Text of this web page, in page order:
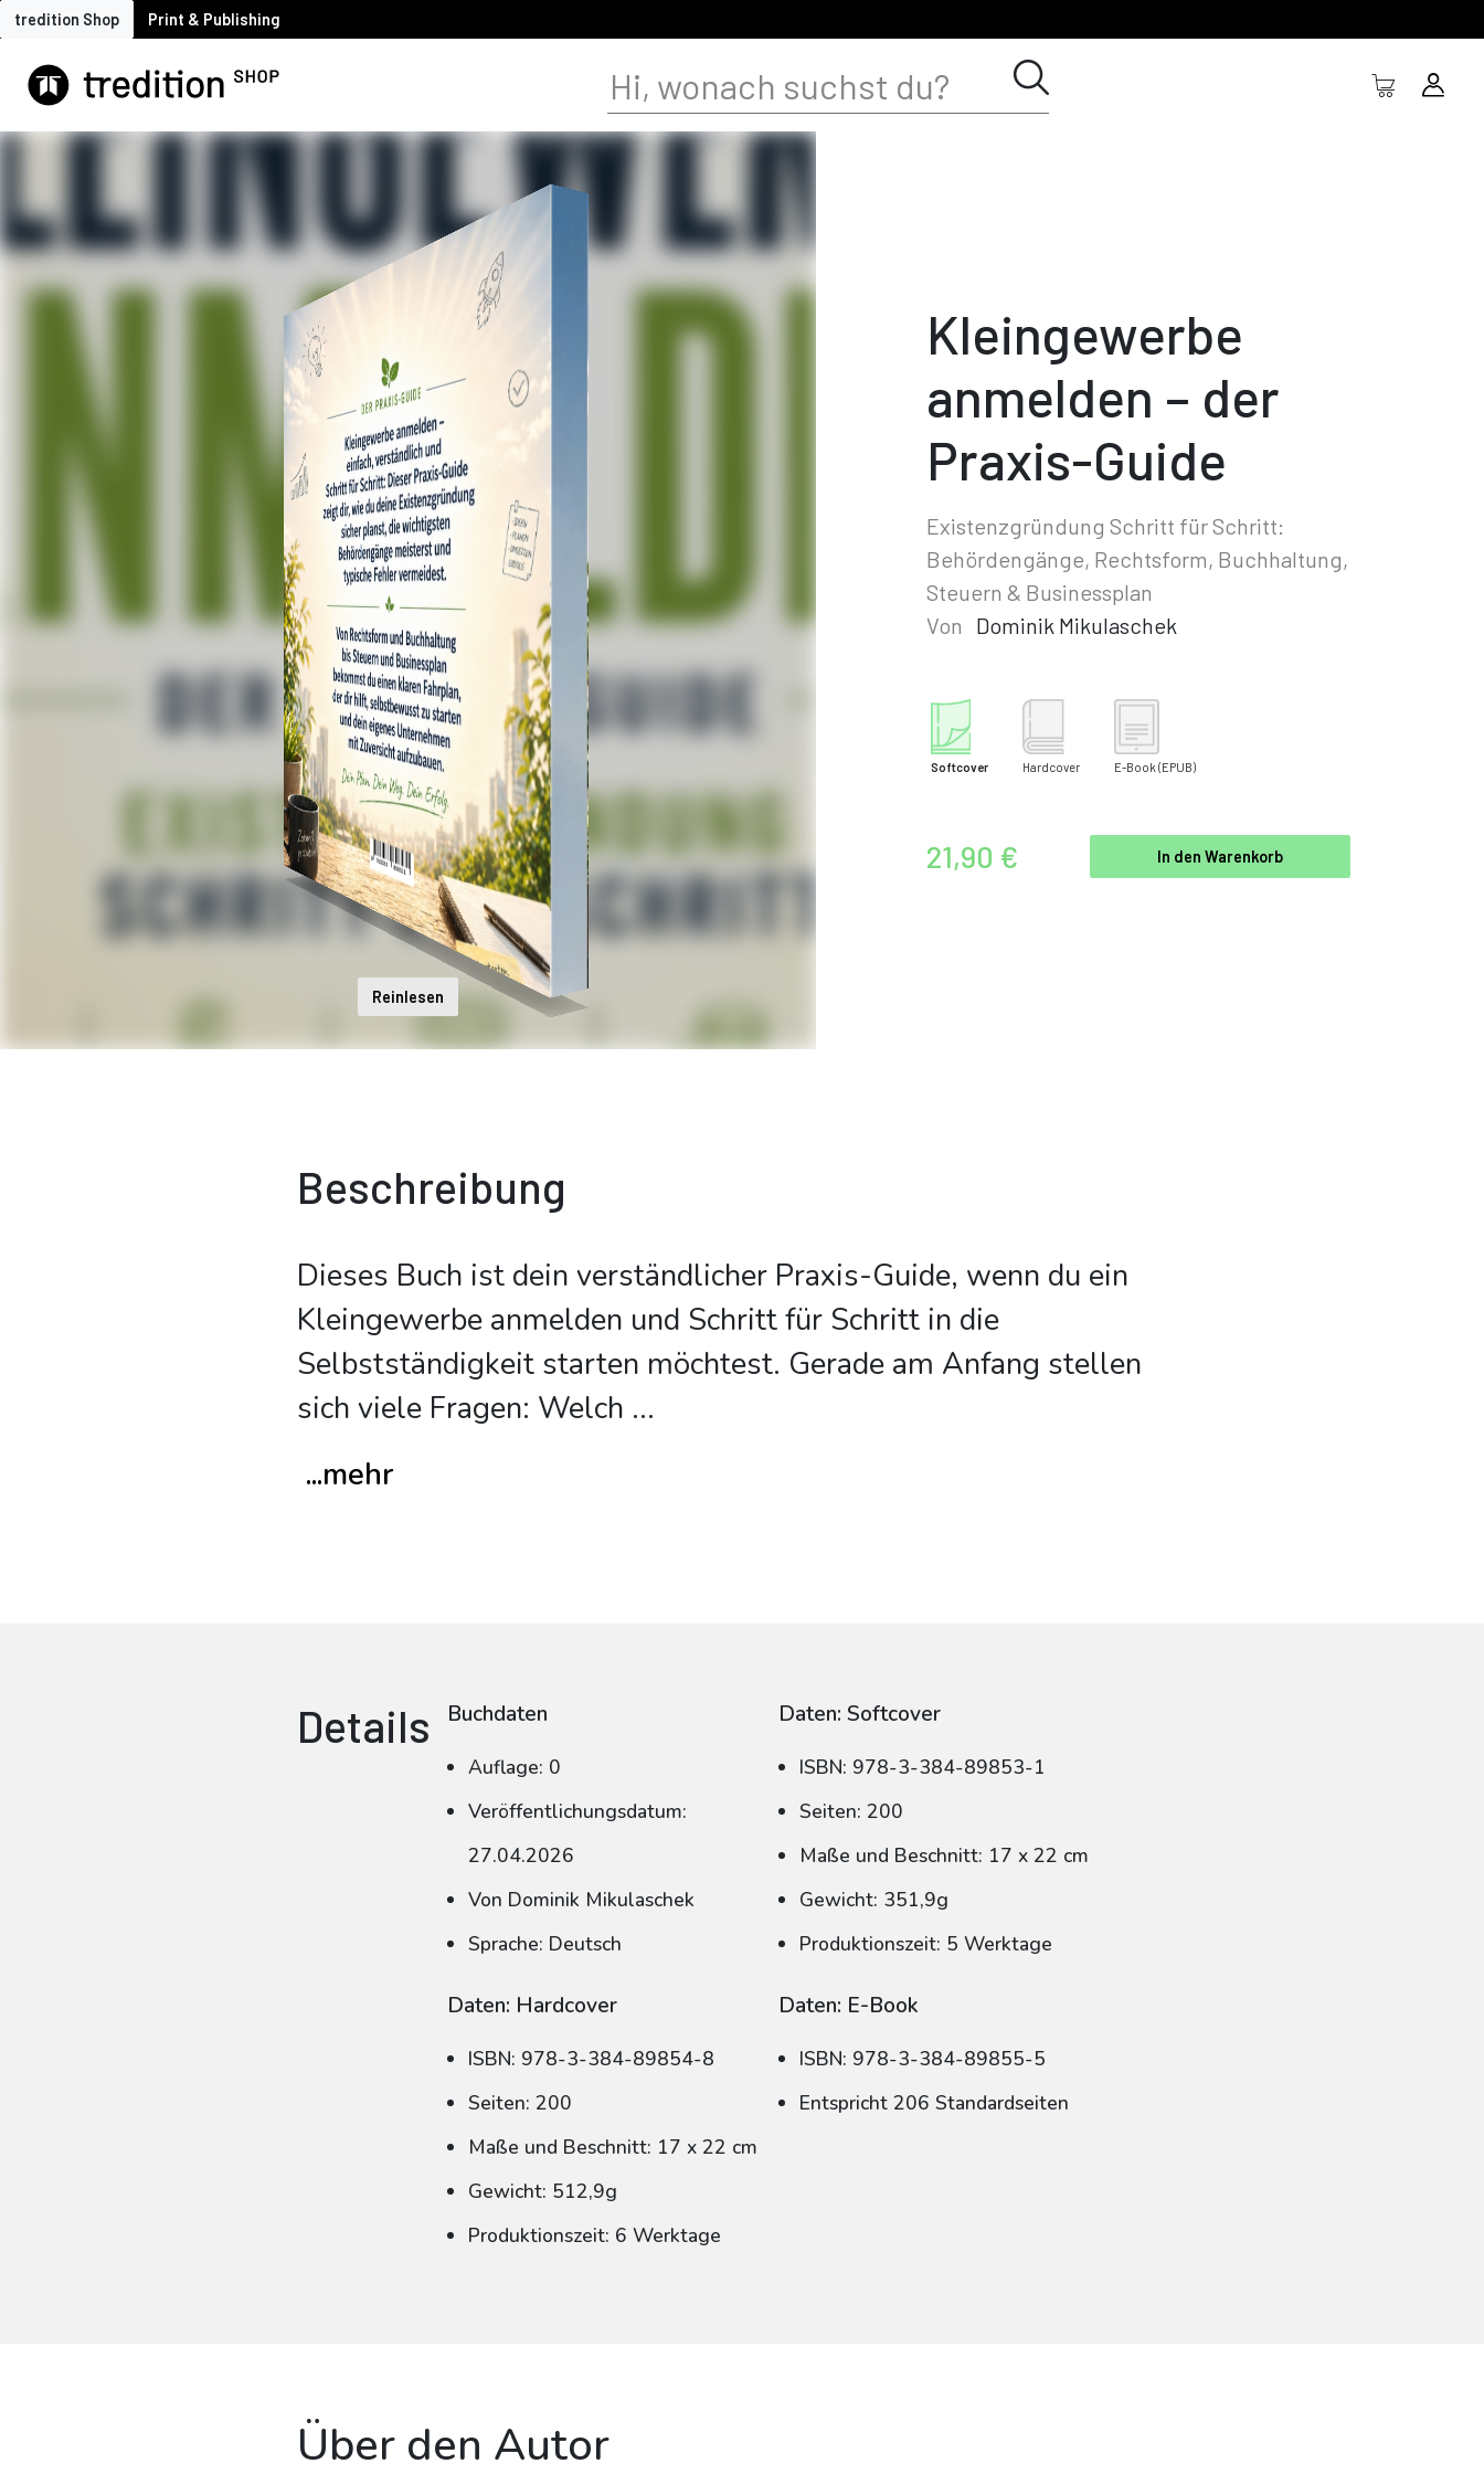
tredition Shop Print & Publishing
Reinlesen
Kleingewerbe
anmelden – der
Praxis-Guide
Existenzgründung Schritt für Schritt:
Behördengänge, Rechtsform, Buchhaltung,
Steuern & Businessplan
Von
Dominik Mikulaschek
Softcover Hardcover E-Book (EPUB)
21,90 € In den Warenkorb
Beschreibung
Dieses Buch ist dein verständlicher Praxis-Guide, wenn du ein
Kleingewerbe anmelden und Schritt für Schritt in die
Selbstständigkeit starten möchtest. Gerade am Anfang stellen
sich viele Fragen: Welch ...
...mehr
Details Buchdaten
Auflage: 0
Veröffentlichungsdatum:
27.04.2026
Von Dominik Mikulaschek
Sprache: Deutsch
Daten: Softcover
ISBN: 978-3-384-89853-1
Seiten: 200
Maße und Beschnitt: 17 x 22 cm
Gewicht: 351,9g
Produktionszeit: 5 Werktage
Daten: Hardcover
ISBN: 978-3-384-89854-8
Seiten: 200
Maße und Beschnitt: 17 x 22 cm
Gewicht: 512,9g
Produktionszeit: 6 Werktage
Daten: E-Book
ISBN: 978-3-384-89855-5
Entspricht 206 Standardseiten
Über den Autor